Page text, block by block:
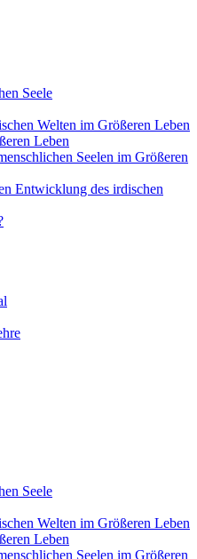
Seele
Welten im Größeren Leben
Leben
Seelen im Größeren
Entwicklung des irdischen
Seele
Welten im Größeren Leben
Leben
Seelen im Größeren